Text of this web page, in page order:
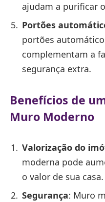
ajudam a purificar
Portões
portões
complementam a
segurança extra.
Benefícios de
Muro Moderno
Valorização do
moderna pode
o valor de sua casa.
Segurança: Muro